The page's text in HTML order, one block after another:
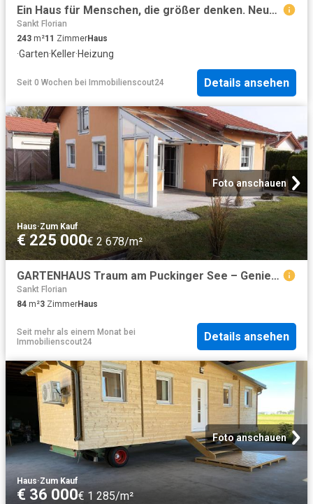
Ein Haus für Menschen, die größer denken. Neuhofen an der Krems
Sankt Florian
243 m²11 ZimmerHaus
·Garten·Keller·Heizung
Seit 0 Wochen bei Immobilienscout24 Details ansehen
Foto anschauen
Haus·Zum Kauf
€ 225 000€ 2 678/m²
GARTENHAUS Traum am Puckinger See – Genieße Deine FREIZEIT im eigenen Haus
Sankt Florian
84 m²3 ZimmerHaus
Seit mehr als einem Monat bei
Immobilienscout24
Details ansehen
Foto anschauen
Haus·Zum Kauf
€ 36 000€ 1 285/m²